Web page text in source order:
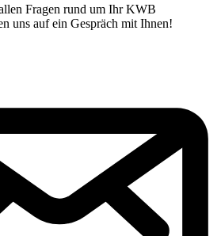
Fragen rund um Ihr KWB
uns auf ein Gespräch mit Ihnen!